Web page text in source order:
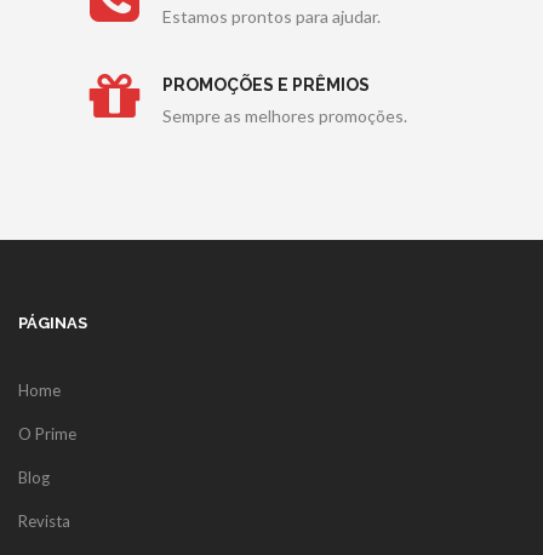
Estamos prontos para ajudar.
PROMOÇÕES E PRÊMIOS
Sempre as melhores promoções.
PÁGINAS
Home
O Prime
Blog
Revista